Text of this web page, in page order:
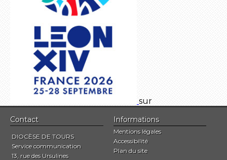
sur
Contact
DIOCÈSE DE TOURS
Service communication
13, rue des Ursulines
Informations
Mentions légales
Accessibilité
Plan du site